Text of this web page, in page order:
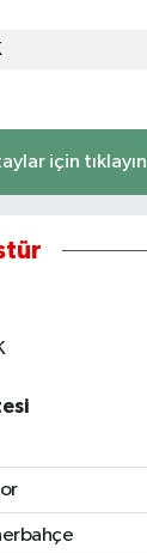
için tıklayın